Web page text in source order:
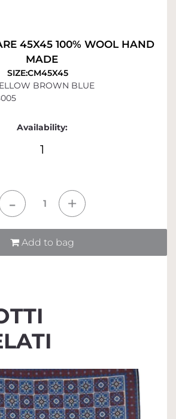
45X45 100% WOOL HAND
MADE
SIZE:CM45X45
BROWN BLUE
Availability:
1
Add to bag